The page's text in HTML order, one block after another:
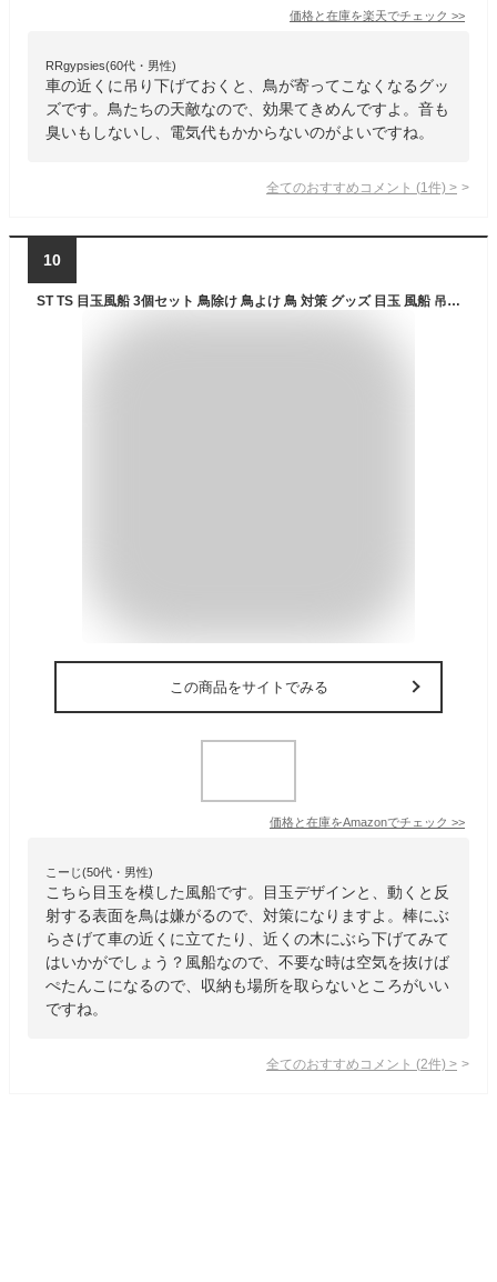
価格と在庫を楽天でチェック >>
RRgypsies(60代・男性)
車の近くに吊り下げておくと、鳥が寄ってこなくなるグッ
ズです。鳥たちの天敵なので、効果てきめんですよ。音も
臭いもしないし、電気代もかからないのがよいですね。
全てのおすすめコメント (1 件) >
10
ST TS 目玉風船 3個セット 鳥除け 鳥よけ 鳥 対策 グッズ 目玉 風船 吊り下げ カラス 鳩 とりよけ 撃退
この商品をサイトでみる
価格と在庫をAmazonでチェック >>
こーじ(50代・男性)
こちら目玉を模した風船です。目玉デザインと、動くと反
射する表面を鳥は嫌がるので、対策になりますよ。棒にぶ
らさげて車の近くに立てたり、近くの木にぶら下げてみて
はいかがでしょう？風船なので、不要な時は空気を抜けば
ぺたんこになるので、収納も場所を取らないところがいい
ですね。
全てのおすすめコメント (2件) >